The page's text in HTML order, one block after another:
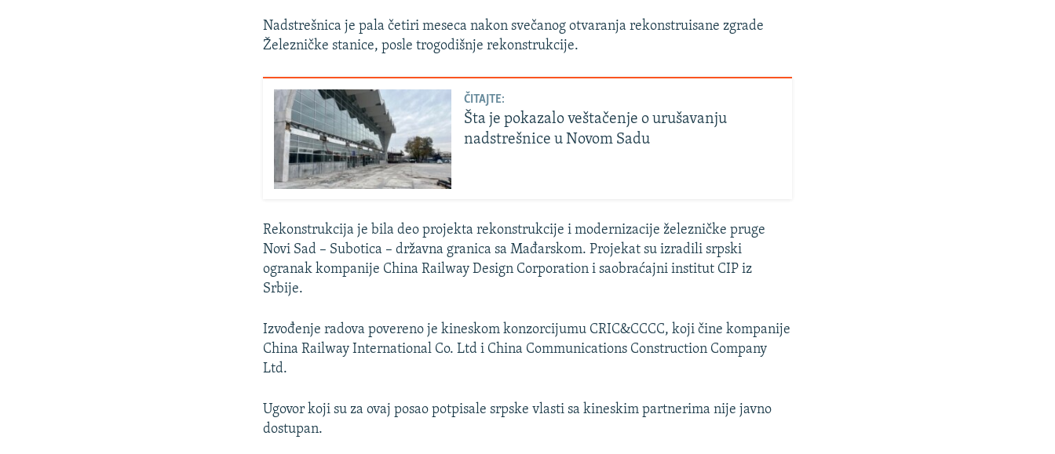
Nadstrešnica je pala četiri meseca nakon svečanog otvaranja rekonstruisane zgrade
Železničke stanice, posle trogodišnje rekonstrukcije.
ČITAJTE:
Šta je pokazalo veštačenje o urušavanju
nadstrešnice u Novom Sadu
Rekonstrukcija je bila deo projekta rekonstrukcije i modernizacije železničke pruge
Novi Sad – Subotica – državna granica sa Mađarskom. Projekat su izradili srpski
ogranak kompanije China Railway Design Corporation i saobraćajni institut CIP iz
Srbije.
Izvođenje radova povereno je kineskom konzorcijumu CRIC&CCCC, koji čine kompanije
China Railway International Co. Ltd i China Communications Construction Company
Ltd.
Ugovor koji su za ovaj posao potpisale srpske vlasti sa kineskim partnerima nije javno
dostupan.